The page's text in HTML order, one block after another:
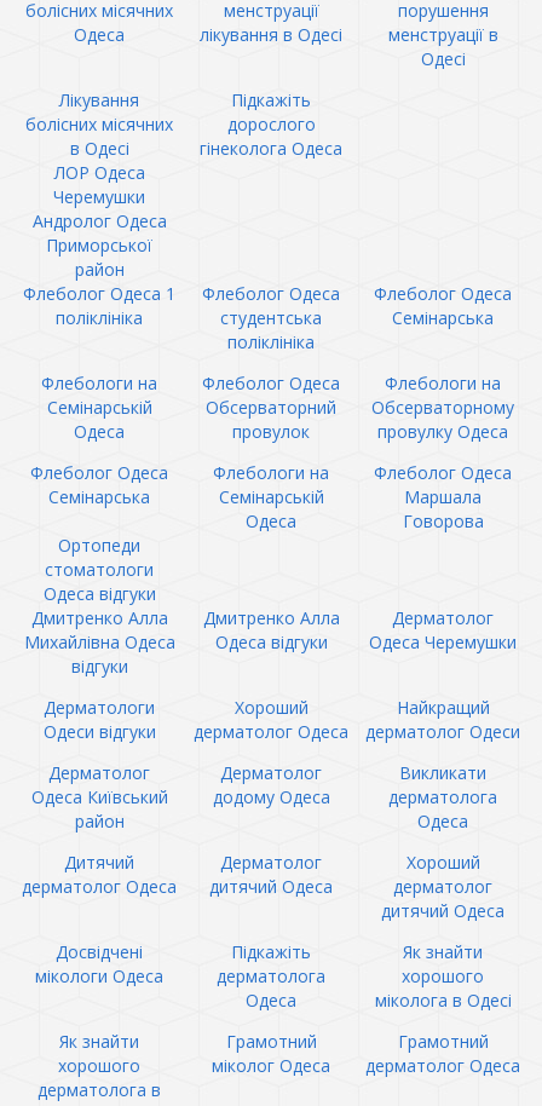
болісних місячних
Одеса
менструації
лікування в Одесі
порушення
менструації в
Одесі
Лікування
болісних місячних
в Одесі
Підкажіть
дорослого
гінеколога Одеса
ЛОР Одеса
Черемушки
Андролог Одеса
Приморської
район
Флеболог Одеса 1
поліклініка
Флеболог Одеса
студентська
поліклініка
Флеболог Одеса
Семінарська
Флебологи на
Семінарській
Одеса
Флеболог Одеса
Обсерваторний
провулок
Флебологи на
Обсерваторному
провулку Одеса
Флеболог Одеса
Семінарська
Флебологи на
Семінарській
Одеса
Флеболог Одеса
Маршала
Говорова
Ортопеди
стоматологи
Одеса відгуки
Дмитренко Алла
Михайлівна Одеса
відгуки
Дмитренко Алла
Одеса відгуки
Дерматолог
Одеса Черемушки
Дерматологи
Одеси відгуки
Хороший
дерматолог Одеса
Найкращий
дерматолог Одеси
Дерматолог
Одеса Київський
район
Дерматолог
додому Одеса
Викликати
дерматолога
Одеса
Дитячий
дерматолог Одеса
Дерматолог
дитячий Одеса
Хороший
дерматолог
дитячий Одеса
Досвідчені
мікологи Одеса
Підкажіть
дерматолога
Одеса
Як знайти
хорошого
міколога в Одесі
Як знайти
хорошого
дерматолога в
Грамотний
міколог Одеса
Грамотний
дерматолог Одеса